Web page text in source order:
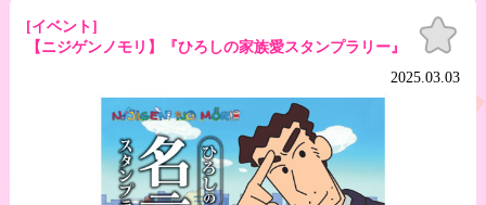
[イベント]
【ニジゲンノモリ】『ひろしの家族愛スタンプラリー』
お気
に入
2025.03.03